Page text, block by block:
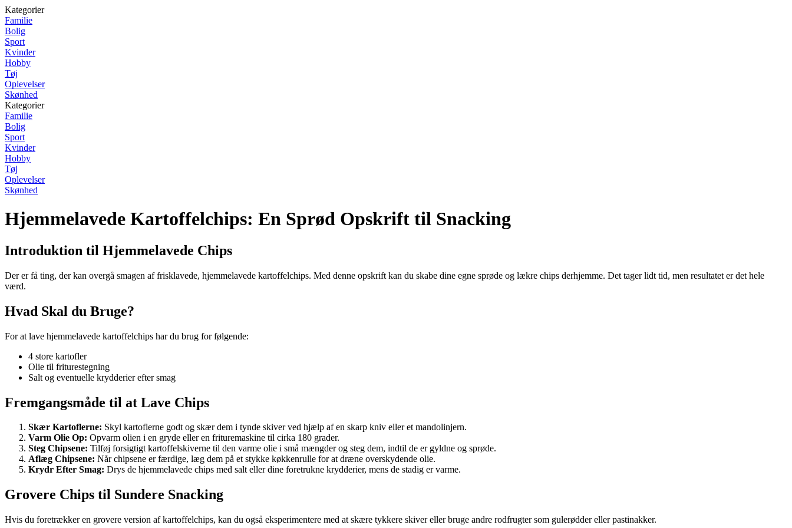
Kategorier
Familie
Bolig
Sport
Kvinder
Hobby
Tøj
Oplevelser
Skønhed
Kategorier
Familie
Bolig
Sport
Kvinder
Hobby
Tøj
Oplevelser
Skønhed
Hjemmelavede Kartoffelchips: En Sprød Opskrift til Snacking
Introduktion til Hjemmelavede Chips
Der er få ting, der kan overgå smagen af frisklavede, hjemmelavede kartoffelchips. Med denne opskrift kan du skabe dine egne sprøde og lækre chips derhjemme. Det tager lidt tid, men resultatet er det hele
værd.
Hvad Skal du Bruge?
For at lave hjemmelavede kartoffelchips har du brug for følgende:
4 store kartofler
Olie til friturestegning
Salt og eventuelle krydderier efter smag
Fremgangsmåde til at Lave Chips
Skær Kartoflerne: Skyl kartoflerne godt og skær dem i tynde skiver ved hjælp af en skarp kniv eller et mandolinjern.
Varm Olie Op: Opvarm olien i en gryde eller en frituremaskine til cirka 180 grader.
Steg Chipsene: Tilføj forsigtigt kartoffelskiverne til den varme olie i små mængder og steg dem, indtil de er gyldne og sprøde.
Aflæg Chipsene: Når chipsene er færdige, læg dem på et stykke køkkenrulle for at dræne overskydende olie.
Krydr Efter Smag: Drys de hjemmelavede chips med salt eller dine foretrukne krydderier, mens de stadig er varme.
Grovere Chips til Sundere Snacking
Hvis du foretrækker en grovere version af kartoffelchips, kan du også eksperimentere med at skære tykkere skiver eller bruge andre rodfrugter som gulerødder eller pastinakker.